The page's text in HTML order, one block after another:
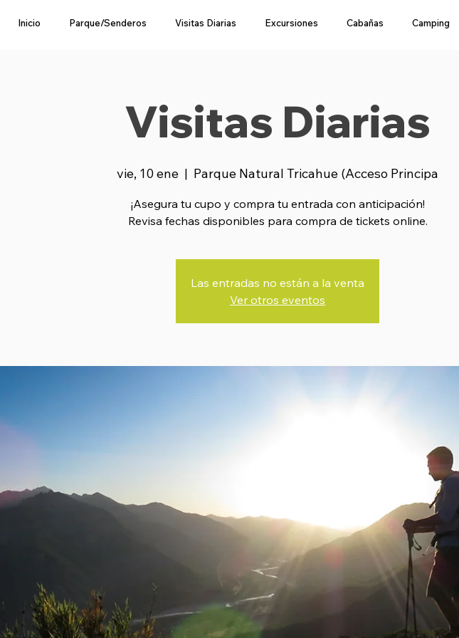
Inicio Parque/Senderos Visitas Diarias Excursiones Cabañas Camping
Visitas Diarias
vie, 10 ene
  |
Parque Natural Tricahue (Acceso Principa
¡Asegura tu cupo y compra tu entrada con anticipación!
Revisa fechas disponibles para compra de tickets online.
Las entradas no están a la venta
Ver otros eventos